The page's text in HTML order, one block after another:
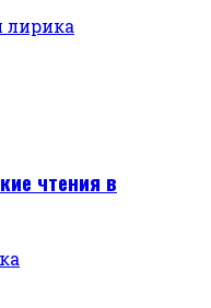
лирика
чтения в